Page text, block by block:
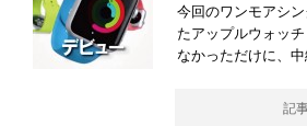
今回のワンモアシ
たアップルウォッ
なかっただけに、
記